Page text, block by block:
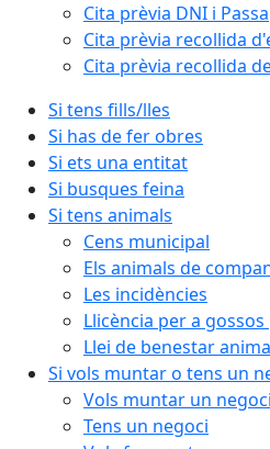
Cita prèvia DNI i
Cita prèvia recollida
Cita prèvia recollida
Si tens fills/lles
Si has de fer obres
Si ets una entitat
Si busques feina
Si tens animals
Cens municipal
Els animals de
Les incidències
Llicència per a
Llei de benestar
Si vols muntar o tens un
Vols muntar un negoci
Tens un negoci